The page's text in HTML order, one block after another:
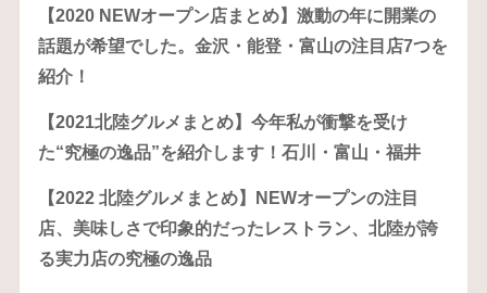
【2020 NEWオープン店まとめ】激動の年に開業の
話題が希望でした。金沢・能登・富山の注目店7つを
紹介！
【2021北陸グルメまとめ】今年私が衝撃を受け
た“究極の逸品”を紹介します！石川・富山・福井
【2022 北陸グルメまとめ】NEWオープンの注目
店、美味しさで印象的だったレストラン、北陸が誇
る実力店の究極の逸品